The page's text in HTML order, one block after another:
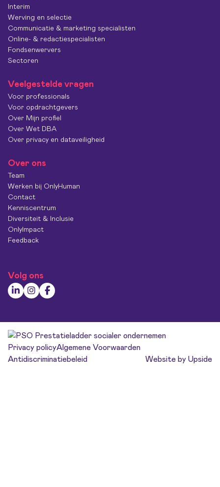
Interim
Werving en selectie
Communicatie & marketing specialisten
Online- & redactiespecialisten
Fondsenwervers
Sectoren
Veelgestelde vragen
Voor professionals
Voor opdrachtgevers
Over Mijn profiel
Over Wet DBA
Over privacy en dataveiligheid
Over ons
Team
Werken bij OnlyHuman
Contact
Kenniscentrum
Diversiteit & Inclusie
OnlyImpact
Feedback
Volg ons
Privacy policyAlgemene Voorwaarden
Antidiscriminatiebeleid
Website by Upside